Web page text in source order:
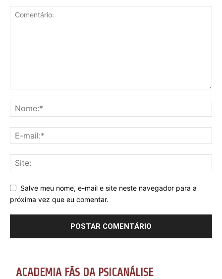
Salve meu nome, e-mail e site neste navegador para a
próxima vez que eu comentar.
ACADEMIA FÃS DA PSICANÁLISE